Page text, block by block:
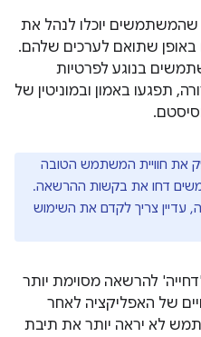
שהמשתמשים יוכלו לנהל את
באופן שתואם לערכים שלהם.
בנוגע לפרטיות
תפגעו באמון ובמוניטין של
את חוויית המשתמש הטובה
דחו את בקשות ההרשאה.
עדיין צריך לקדם את השימוש
להרשאה מסוימת יותר
של האפליקציה לאחר
לא יראה יותר את תיבת